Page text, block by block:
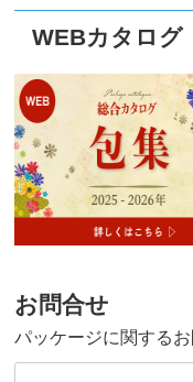
WEBカタログ
お問合せ
パッケージに関する